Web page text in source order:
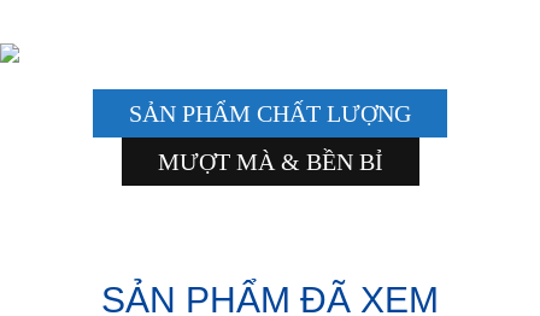
SẢN PHẨM CHẤT LƯỢNG
MƯỢT MÀ & BỀN BỈ
SẢN PHẨM ĐÃ XEM